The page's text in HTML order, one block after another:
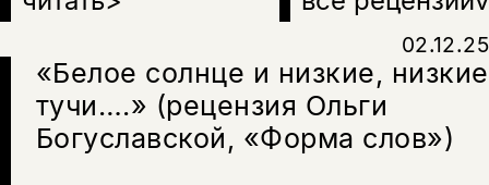
«Белое солнце и низкие, низкие
тучи….» (рецензия Ольги
Богуславской, «Форма слов»)
02.12.25